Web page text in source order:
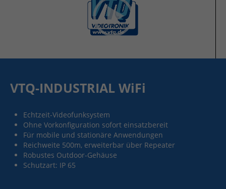
VTQ-INDUSTRIAL WiFi
Echtzeit-Videofunksystem
Ohne Vorkonfiguration sofort einsatzbereit
Für mobile und stationäre Anwendungen
Reichweite 500m, erweiterbar über Repeater
Robustes Outdoor-Gehäuse
Schutzart: IP 65